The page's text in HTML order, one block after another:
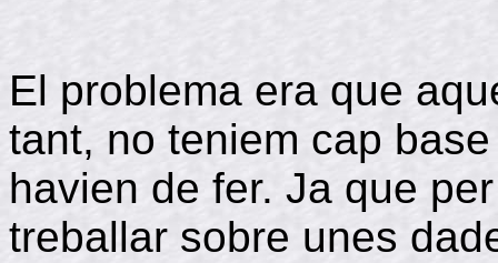
El problema era que
tant, no teniem cap
havien de fer. Ja que
treballar sobre unes